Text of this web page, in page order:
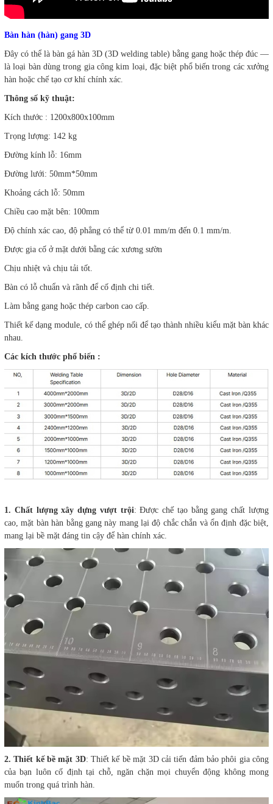
Bàn hàn (hàn) gang 3D
Đây có thể là bàn gá hàn 3D (3D welding table) bằng gang hoặc thép đúc —
là loại bàn dùng trong gia công kim loại, đặc biệt phổ biến trong các xưởng
hàn hoặc chế tạo cơ khí chính xác.
Thông số kỹ thuật:
Kích thước : 1200x800x100mm
Trọng lượng: 142 kg
Đường kính lỗ: 16mm
Đường lưới: 50mm*50mm
Khoảng cách lỗ: 50mm
Chiều cao mặt bên: 100mm
Độ chính xác cao, độ phẳng có thể từ 0.01 mm/m đến 0.1 mm/m.
Được gia cố ở mặt dưới bằng các xương sườn
Chịu nhiệt và chịu tải tốt.
Bàn có lỗ chuẩn và rãnh để cố định chi tiết.
Làm bằng gang hoặc thép carbon cao cấp.
Thiết kế dạng module, có thể ghép nối để tạo thành nhiều kiểu mặt bàn khác
nhau.
Các kích thước phổ biến :
1. Chất lượng xây dựng vượt trội: Được chế tạo bằng gang chất lượng
cao, mặt bàn hàn bằng gang này mang lại độ chắc chắn và ổn định đặc biệt,
mang lại bề mặt đáng tin cậy để hàn chính xác.
2. Thiết kế bề mặt 3D: Thiết kế bề mặt 3D cải tiến đảm bảo phôi gia công
của bạn luôn cố định tại chỗ, ngăn chặn mọi chuyển động không mong
muốn trong quá trình hàn.